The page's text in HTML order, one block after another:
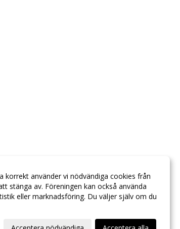
korrekt använder vi nödvändiga cookies från
stänga av. Föreningen kan också använda
eller marknadsföring. Du väljer själv om du